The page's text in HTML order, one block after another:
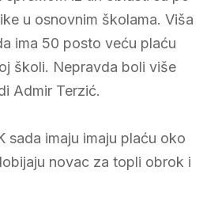
u osnovnim školama. Viša
ima 50 posto veću plaću
školi. Nepravda boli više
Admir Terzić.
sada imaju imaju plaću oko
novac za topli obrok i